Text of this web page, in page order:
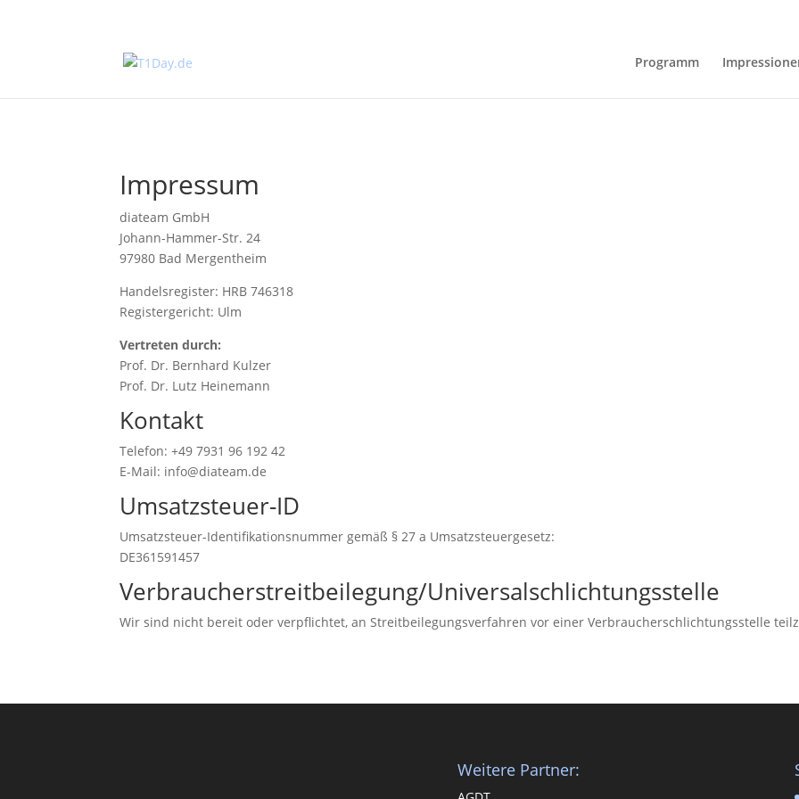
Programm
Impressum
diateam GmbH
Johann-Hammer-Str. 24
97980 Bad Mergentheim
Handelsregister: HRB 746318
Registergericht: Ulm
Vertreten durch:
Prof. Dr. Bernhard Kulzer
Prof. Dr. Lutz Heinemann
Kontakt
Telefon: +49 7931 96 192 42
E-Mail: info@diateam.de
Umsatzsteuer-ID
Umsatzsteuer-Identifikationsnummer gemäß § 27 a Umsatzsteuergesetz:
DE361591457
Verbraucher­streit­beilegung/Universal­schlichtungs­stelle
Wir sind nicht bereit oder verpflichtet, an Streitbeilegungsverfahren vor einer Verbraucherschlichtungsstelle
Weitere Partner: